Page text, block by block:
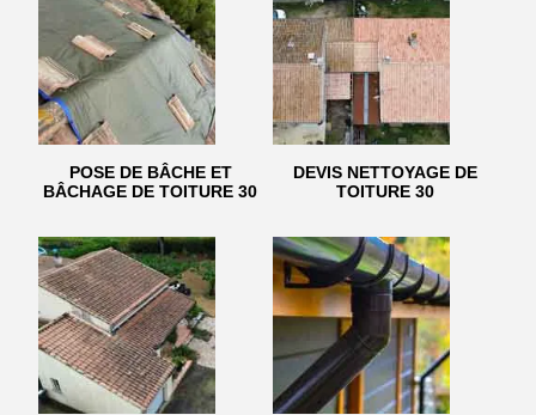
POSE DE BÂCHE ET
BÂCHAGE DE TOITURE 30
DEVIS NETTOYAGE DE
TOITURE 30